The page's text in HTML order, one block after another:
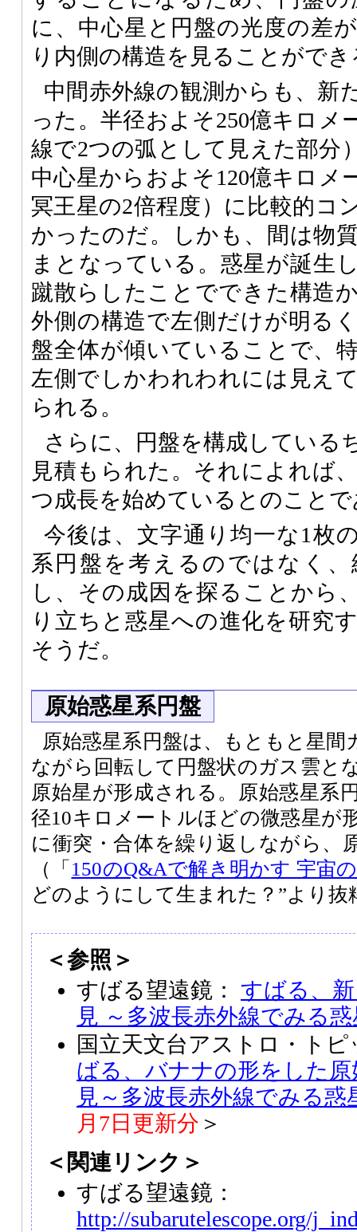
に、中心星と円盤の光度の差
り内側の構造を見ることがで
中間赤外線の観測からも、新
った。半径およそ250億キロメ
線で2つの弧として見えた部分
中心星からおよそ120億キロメ
冥王星の2倍程度）に比較的コ
かったのだ。しかも、間は物
まとなっている。惑星が誕生
蹴散らしたことでできた構造
外側の構造で左側だけが明る
盤全体が傾いていることで、
左側でしかわれわれには見え
られる。
さらに、円盤を構成している
見積もられた。それによれば
つ成長を始めているとのこと
今後は、文字通り均一な1枚
系円盤を考えるのではなく
し、その成因を探ることから
り立ちと惑星への進化を研究
そうだ。
原始惑星系円盤
原始惑星系円盤は、もともと星間
ながら回転して円盤状のガス雲と
原始星が形成される。原始惑星系
径10キロメートルほどの微惑星が
に衝突・合体を繰り返しながら、
（「 150のQ&Aで解き明かす 宇宙
どのようにして生まれた？”より抜
＜参照＞
すばる望遠鏡： すばる、
見 ～多波長赤外線でみる
国立天文台アストロ・ト
ばる、バナナの形をした
見～多波長赤外線でみる惑
月7日更新分 ＞
＜関連リンク＞
すばる望遠鏡：
http://subarutelescope.org/